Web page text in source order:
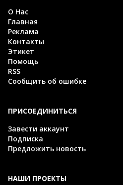
О Нас
Главная
Реклама
Контакты
Этикет
Помощь
RSS
Сообщить об ошибке
ПРИСОЕДИНИТЬСЯ
Завести аккаунт
Подписка
Предложить новость
НАШИ ПРОЕКТЫ